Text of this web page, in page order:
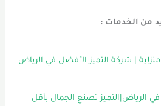
الخدمات :
| شركة التميز الأفضل في الرياض
تصنع الجمال بأقل